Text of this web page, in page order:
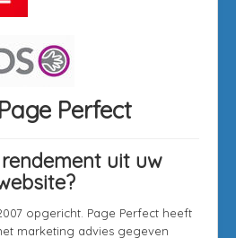
Perfect
uit uw
opgericht. Page Perfect heeft
marketing advies gegeven